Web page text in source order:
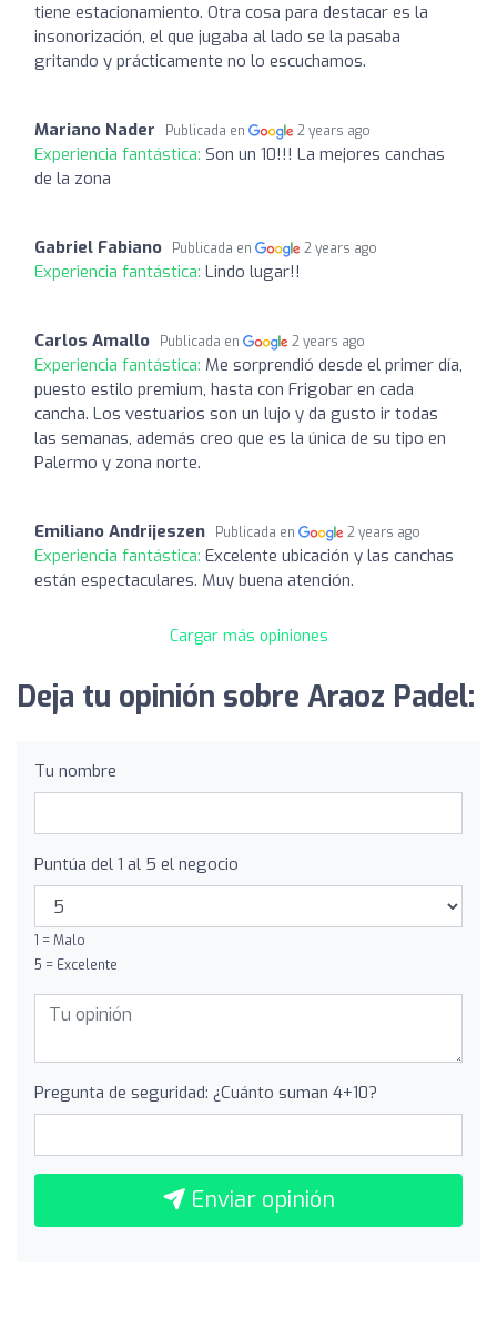
tiene estacionamiento. Otra cosa para destacar es la
insonorización, el que jugaba al lado se la pasaba
gritando y prácticamente no lo escuchamos.
Mariano Nader Publicada en 2 years ago
Experiencia fantástica: Son un 10!!! La mejores canchas
de la zona
Gabriel Fabiano Publicada en 2 years ago
Experiencia fantástica: Lindo lugar!!
Carlos Amallo Publicada en 2 years ago
Experiencia fantástica: Me sorprendió desde el primer día,
puesto estilo premium, hasta con Frigobar en cada
cancha. Los vestuarios son un lujo y da gusto ir todas
las semanas, además creo que es la única de su tipo en
Palermo y zona norte.
Emiliano Andrijeszen Publicada en 2 years ago
Experiencia fantástica: Excelente ubicación y las canchas
están espectaculares. Muy buena atención.
Cargar más opiniones
Deja tu opinión sobre Araoz Padel:
Tu nombre
Puntúa del 1 al 5 el negocio
1 = Malo
5 = Excelente
Pregunta de seguridad: ¿Cuánto suman 4+10?
Enviar opinión